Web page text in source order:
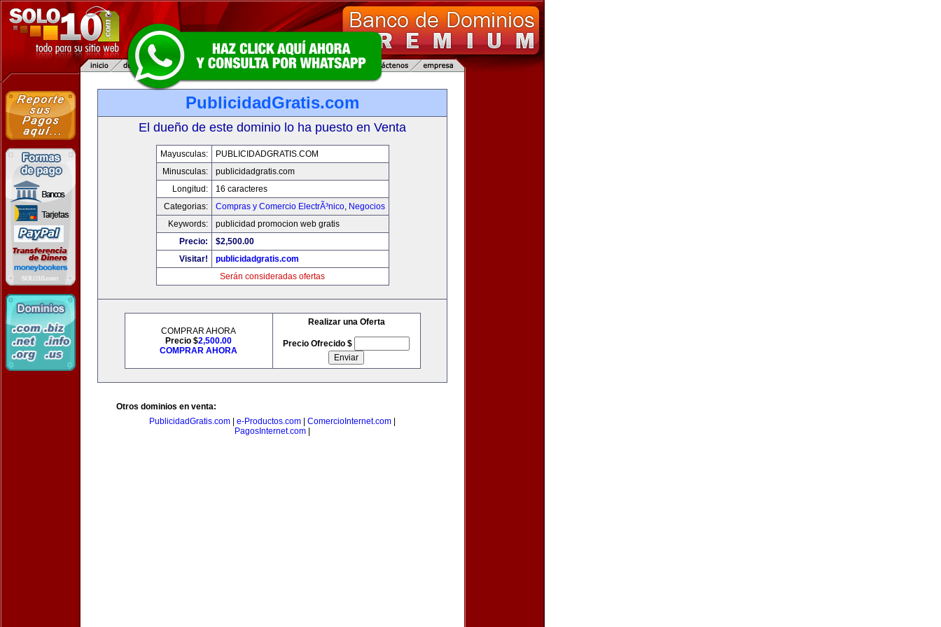
PublicidadGratis.com
El dueño de este dominio lo ha puesto en Venta
Mayusculas:
PUBLICIDADGRATIS.COM
Minusculas:
publicidadgratis.com
Longitud:
16 caracteres
Categorias:
Compras y Comercio ElectrÃ³nico, Negocios
Keywords:
publicidad promocion web gratis
Precio:
$2,500.00
Visitar!
publicidadgratis.com
Serán consideradas ofertas
COMPRAR AHORA
Precio $2,500.00
COMPRAR AHORA
Realizar una Oferta
Precio Ofrecido $
Otros dominios en venta:
PublicidadGratis.com
e-Productos.com ComercioInternet.com
PagosInternet.com